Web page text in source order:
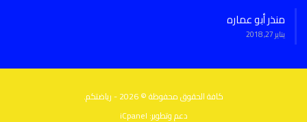
منذر أبو عماره
يناير 27, 2018
كافة الحقوق محفوظة © 2026 - رياضتكم.
دعم وتطوير: iCpanel